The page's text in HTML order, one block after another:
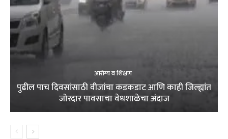
आरोग्य व शिक्षण
पुढील पाच दिवसांसाठी वीजांचा कडकडाट आणि काही जिल्ह्यांत
जोरदार पावसाचा वेधशाळेचा अंदाज